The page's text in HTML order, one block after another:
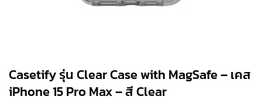
Casetify รุ่น Clear Case with MagSafe – เคส
iPhone 15 Pro Max – สี Clear